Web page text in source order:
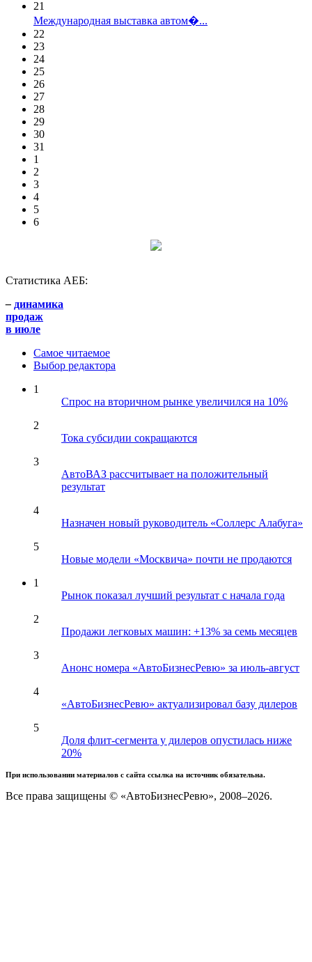
21
Международная выставка автом�...
22
23
24
25
26
27
28
29
30
31
1
2
3
4
5
6
Статистика АЕБ:
– динамика
продаж
в июле
Самое читаемое
Выбор редактора
1
Спрос на вторичном рынке увеличился на 10%
2
Тока субсидии сокращаются
3
АвтоВАЗ рассчитывает на положительный
результат
4
Назначен новый руководитель «Соллерс Алабуга»
5
Новые модели «Москвича» почти не продаются
1
Рынок показал лучший результат с начала года
2
Продажи легковых машин: +13% за семь месяцев
3
Анонс номера «АвтоБизнесРевю» за июль-август
4
«АвтоБизнесРевю» актуализировал базу дилеров
5
Доля флит-сегмента у дилеров опустилась ниже
20%
При использовании материалов с сайта ссылка на источник обязательна.
Все права защищены © «АвтоБизнесРевю», 2008–2026.